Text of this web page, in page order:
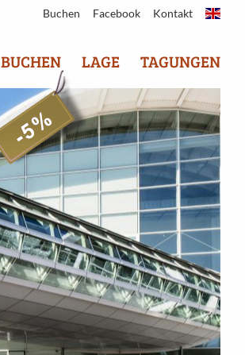
Buchen Facebook Kontakt
BUCHEN LAGE TAGUNGEN